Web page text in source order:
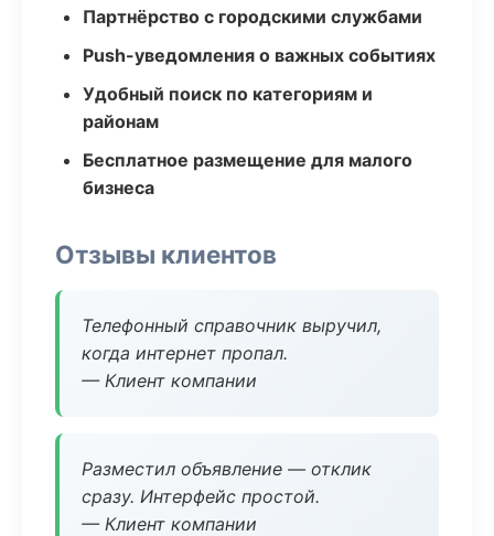
Партнёрство с городскими службами
Push-уведомления о важных событиях
Удобный поиск по категориям и
районам
Бесплатное размещение для малого
бизнеса
Отзывы клиентов
Телефонный справочник выручил,
когда интернет пропал.
— Клиент компании
Разместил объявление — отклик
сразу. Интерфейс простой.
— Клиент компании